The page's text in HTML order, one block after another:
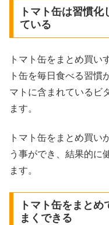
トマト缶は習慣
ている
トマト缶をまとめ買い
ト缶を毎日食べる習慣
マトに含まれているビ
ます。
トマト缶をまとめ買い
う事ができ、結果的に
ます。
トマト缶をまと
まくできる